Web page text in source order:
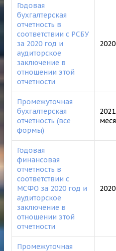
Годовая
бухгалтерская
отчетность в
соответствии с РСБУ
за 2020 год и
аудиторское
заключение в
отношении этой
отчетности
2020
Промежуточная
бухгалтерская
отчетность (все
формы)
Годовая
финансовая
отчетность в
соответствии с
МСФО за 2020 год и
аудиторское
заключение в
отношении этой
отчетности
2020
Промежуточная